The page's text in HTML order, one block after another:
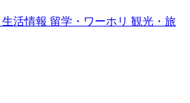
生活情報 留学・ワーホリ 観光・旅